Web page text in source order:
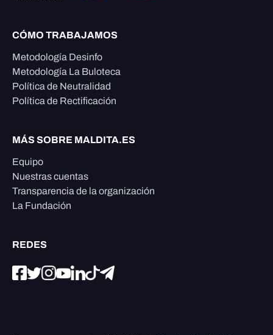
CÓMO TRABAJAMOS
Metodología Desinfo
Metodología La Buloteca
Política de Neutralidad
Política de Rectificación
MÁS SOBRE MALDITA.ES
Equipo
Nuestras cuentas
Transparencia de la organización
La Fundación
REDES